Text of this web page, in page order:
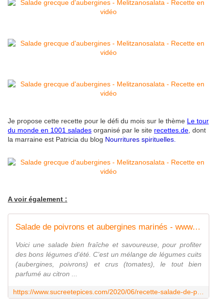
Je propose cette recette pour le défi du mois sur le thème Le tour
du monde en 1001 salades organisé par le site recettes.de dont
la marraine est Patricia du blog Nourritures spirituelles
A voir également :
Salade de poivrons et aubergines marinés - www.sucreetepices.com
Voici une salade bien fraîche et savoureuse, pour profiter
des bons légumes d'été. C'est un mélange de légumes cuits
(aubergines, poivrons) et crus (tomates), le tout bien
parfumé au citron ...